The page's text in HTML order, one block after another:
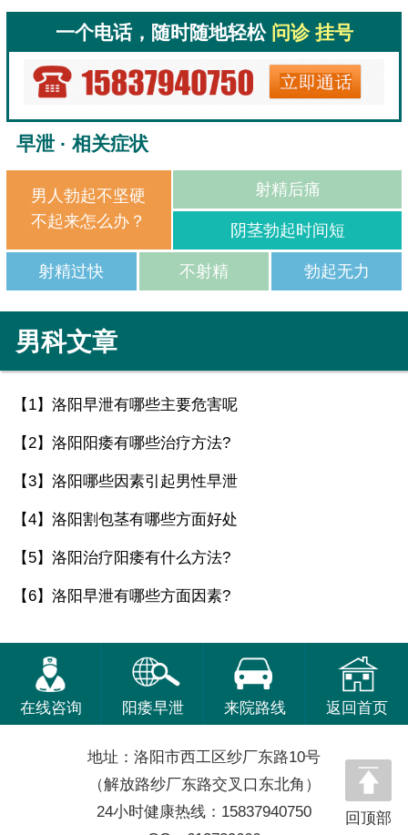
一个电话，随时随地轻松 问诊 挂号
早泄 · 相关症状
男人勃起不坚硬
不起来怎么办？
射精后痛
阴茎勃起时间短
射精过快 不射精 勃起无力
男科文章
【1】 洛阳早泄有哪些主要危害呢
【2】 洛阳阳痿有哪些治疗方法?
【3】 洛阳哪些因素引起男性早泄
【4】 洛阳割包茎有哪些方面好处
【5】 洛阳治疗阳痿有什么方法?
【6】 洛阳早泄有哪些方面因素?
在线咨询 阳痿早泄 来院路线 返回首页
回顶部
地址：洛阳市西工区纱厂东路10号
（解放路纱厂东路交叉口东北角）
24小时健康热线：15837940750